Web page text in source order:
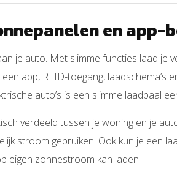
en app-
je auto. Met slimme functies laad je
app, RFID-toegang, laadschema’s
auto’s is een slimme laadpaal
verdeeld tussen je woning en je
stroom gebruiken. Ook kun je een
eigen zonnestroom kan laden.